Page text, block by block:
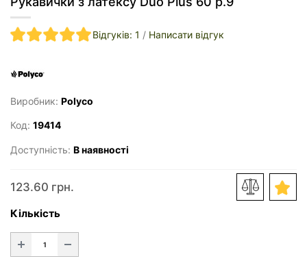
Відгуків: 1 / Написати відгук
Виробник: Polyco
Код: 19414
Доступність: В наявності
123.60 грн.
Кількість